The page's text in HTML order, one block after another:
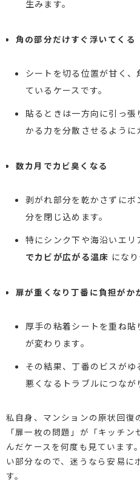
生みます。
角の部分だけすぐ浮いてくる
シートを切る位置が甘く
ているケースです。
貼るときは一方向に引っ
かる力を分散させるように
数カ月でカビ臭くなる
剥がれ部分を乾かさずにボ
分を閉じ込めます。
特にシンク下や海沿いエリ
でカビが広がる温床 にな
扉が重くなり丁番に負担がか
厚手の粘着シートを重ね貼
が変わります。
その結果、丁番のビスが
悪くなるトラブルにつなが
私自身、マンションの原状回復
「扉一枚の問題」が「キッチ
んだケースを何度も見ています
い部分なので、迷うなら安易に
す。